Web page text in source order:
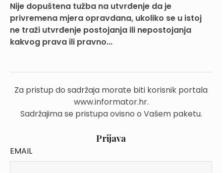
Nije dopuštena tužba na utvrđenje da je
privremena mjera opravdana, ukoliko se u istoj
ne traži utvrđenje postojanja ili nepostojanja
kakvog prava ili pravno...
Za pristup do sadržaja morate biti korisnik portala
www.informator.hr.
Sadržajima se pristupa ovisno o Vašem paketu.
Prijava
EMAIL